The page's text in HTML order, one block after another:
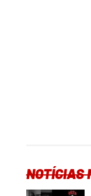
NOTÍCIAS